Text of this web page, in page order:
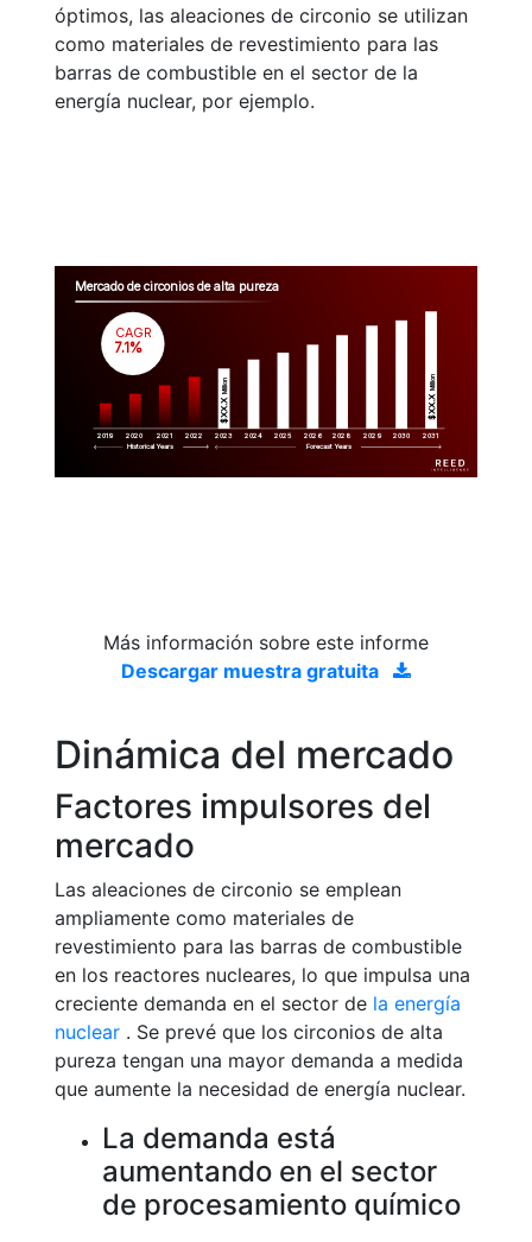
óptimos, las aleaciones de circonio se utilizan
como materiales de revestimiento para las
barras de combustible en el sector de la
energía nuclear, por ejemplo.
Mercado de circonios de alta pureza
2019 2020 2021 2022 2023 2024 2025 2026 2028 2029 2030 2031
$XX.X
Million
$XX.X
Million
CAGR
7.1%
Historical Years Forecast Years
Más información sobre este informe
Descargar muestra gratuita
Dinámica del mercado
Factores impulsores del
mercado
Las aleaciones de circonio se emplean
ampliamente como materiales de
revestimiento para las barras de combustible
en los reactores nucleares, lo que impulsa una
creciente demanda en el sector de la energía
nuclear . Se prevé que los circonios de alta
pureza tengan una mayor demanda a medida
que aumente la necesidad de energía nuclear.
La demanda está
aumentando en el sector
de procesamiento químico